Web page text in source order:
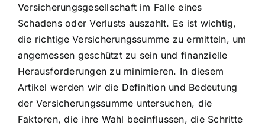
Versicherungsgesellschaft im Falle eines
Schadens oder Verlusts auszahlt. Es ist wichtig,
die richtige Versicherungssumme zu ermitteln, um
angemessen geschützt zu sein und finanzielle
Herausforderungen zu minimieren. In diesem
Artikel werden wir die Definition und Bedeutung
der Versicherungssumme untersuchen, die
Faktoren, die ihre Wahl beeinflussen, die Schritte